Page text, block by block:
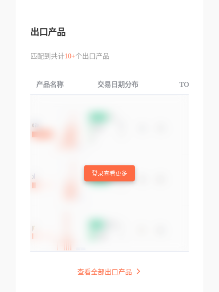
出口产品
匹配到共计10+个出口产品
产品名称 交易日期分布 TOP3交易国
登录查看更多
查看全部出口产品